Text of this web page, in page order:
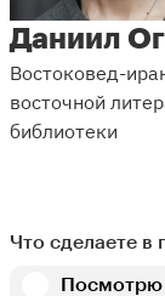
Даниил
Востоковед-
восточной
библиотеки
Что сделаете в